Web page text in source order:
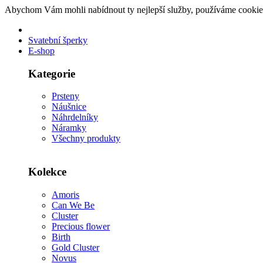
Abychom Vám mohli nabídnout ty nejlepší služby, používáme
Svatební šperky
E-shop
Kategorie
Prsteny
Náušnice
Náhrdelníky
Náramky
Všechny produkty
Kolekce
Amoris
Can We Be
Cluster
Precious flower
Birth
Gold Cluster
Novus